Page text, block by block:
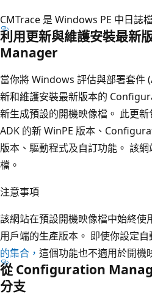
CMTrace 是 Windows PE 中日誌
利用更新與維護安裝最
Manager
當你將 Windows 評估與部署套件
新和維護安裝最新版本的
新生成預設的開機映像檔。 此更
ADK 的新 WinPE 版本、
版本、驅動程式及自訂功能。 該
檔。
注意事項
該網站在預設開機映像檔中始終
用戶端的生產版本。 即使你設定
的集合， 這個功能也不適用於開機
從 Configuration
分支